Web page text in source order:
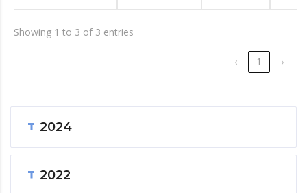
Showing 1 to 3 of 3 entries
‹ 1 ›
2024
2022